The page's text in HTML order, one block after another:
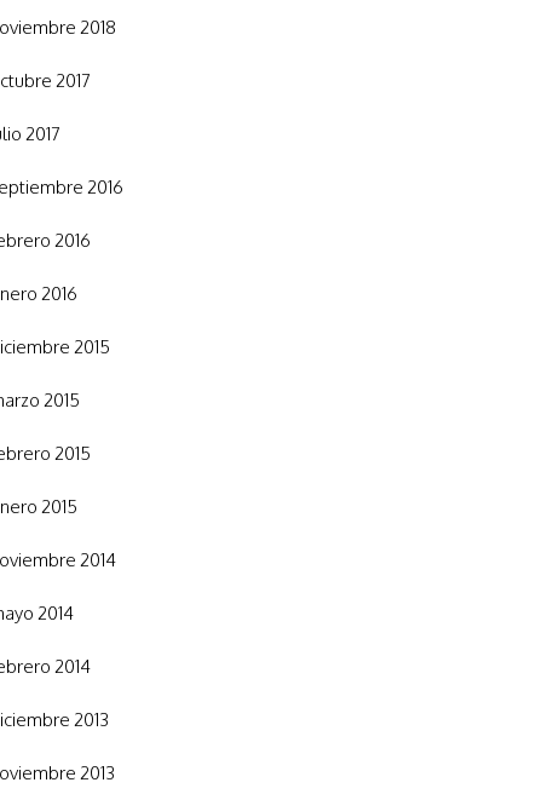
2018
2017
2017
2016
2016
2016
2015
2015
2015
2015
2014
2014
2014
2013
2013